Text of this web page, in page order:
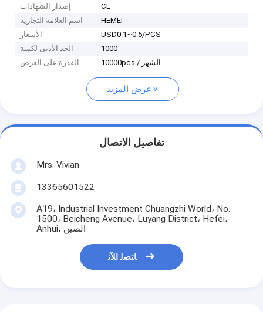
إصدار الشهادات
CE
اسم العلامة التجارية
HEMEI
الأسعار
USD0.1~0.5/PCS
الحد الأدنى لكمية
1000
القدرة على العرض
10000pcs / الشهر
عرض المزيد
تفاصيل الاتصال
Mrs. Vivian
13365601522
A19، Industrial Investment Chuangzhi World، No.
1500، Beicheng Avenue، Luyang District، Hefei،
Anhui، الصين
ﺎﺘﺼﻟ ﺍﻶﻧ